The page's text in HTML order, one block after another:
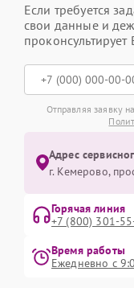
Если требуется
свои данные и
проконсультирует
Отправляя заявку
Адрес
г. Кемерово,
Горячая линия
+7 (800) 301-
Время работы
Ежедневно с